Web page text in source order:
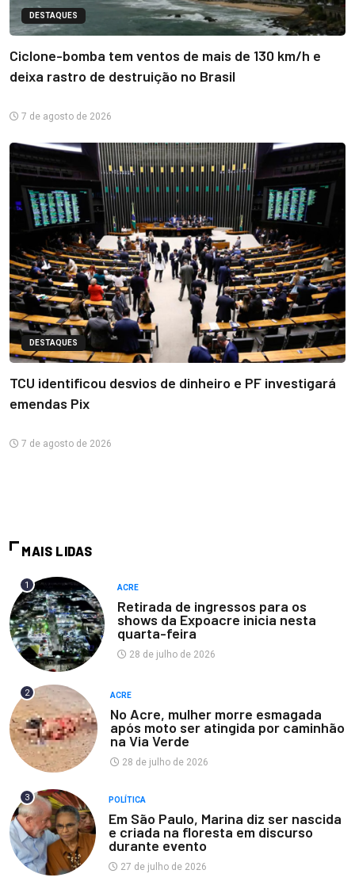
DESTAQUES
Ciclone-bomba tem ventos de mais de 130 km/h e
deixa rastro de destruição no Brasil
7 de agosto de 2026
DESTAQUES
TCU identificou desvios de dinheiro e PF investigará
emendas Pix
7 de agosto de 2026
MAIS LIDAS
1 ACRE
Retirada de ingressos para os
shows da Expoacre inicia nesta
quarta-feira
28 de julho de 2026
2 ACRE
No Acre, mulher morre esmagada
após moto ser atingida por caminhão
na Via Verde
28 de julho de 2026
3 POLÍTICA
Em São Paulo, Marina diz ser nascida
e criada na floresta em discurso
durante evento
27 de julho de 2026